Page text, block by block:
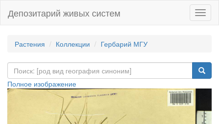
Депозитарий живых систем
Растения Коллекции Гербарий МГУ
Полное изображение